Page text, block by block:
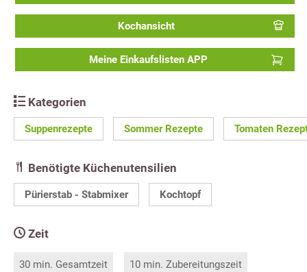
Kochansicht
Meine Einkaufslisten APP
Kategorien
Suppenrezepte Sommer Rezepte Tomaten
Benötigte Küchenutensilien
Pürierstab - Stabmixer Kochtopf
Zeit
30 min. Gesamtzeit 10 min. Zubereitungszeit